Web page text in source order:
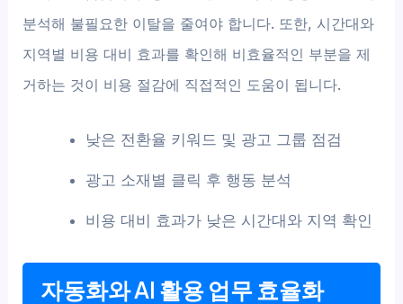
분석해 불필요한 이탈을 줄여야 합니다. 또한, 시간대와
지역별 비용 대비 효과를 확인해 비효율적인 부분을 제
거하는 것이 비용 절감에 직접적인 도움이 됩니다.
낮은 전환율 키워드 및 광고 그룹 점검
광고 소재별 클릭 후 행동 분석
비용 대비 효과가 낮은 시간대와 지역 확인
자동화와 AI 활용 업무 효율화